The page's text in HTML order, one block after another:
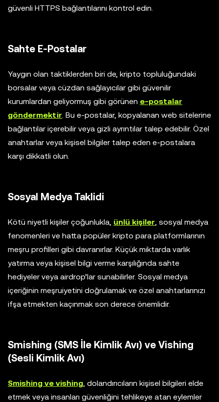
güvenli HTTPS bağlantılarını kontrol edin.
Sahte E-Postalar
Yaygın olan taktiklerden biri de, kripto topluluğundaki
borsalar veya cüzdan sağlayıcılar gibi güvenilir
kurumlardan geliyormuş gibi görünen e-postalar
göndermektir. Bu e-postalar, kopyalanan web sitelerine
bağlantılar içerebilir veya gizli ayrıntılar talep edebilir. Özel
anahtarlar veya kişisel bilgiler talep eden e-postalara
karşı dikkatli olun.
Sosyal Medya Taklidi
Kötü niyetli kişiler çoğunlukla, ünlü kişiler, sosyal medya
fenomenleri ve hatta popüler kripto para platformlarının
meşru profilleri gibi davranırlar. Küçük miktarda varlık
yatırma veya kişisel bilgi verme karşılığında sahte
hediyeler veya airdrop’lar sunabilirler. Sosyal medya
içeriğinin meşruiyetini doğrulamak ve özel anahtarlarınızı
ifşa etmekten kaçınmak son derece önemlidir.
Smishing (SMS İle Kimlik Avı) ve Vishing
(Sesli Kimlik Avı)
Smishing ve vishing, dolandırıcıların kişisel bilgileri elde
etmek veya insanları güvenliğini tehlikeye atan eylemler